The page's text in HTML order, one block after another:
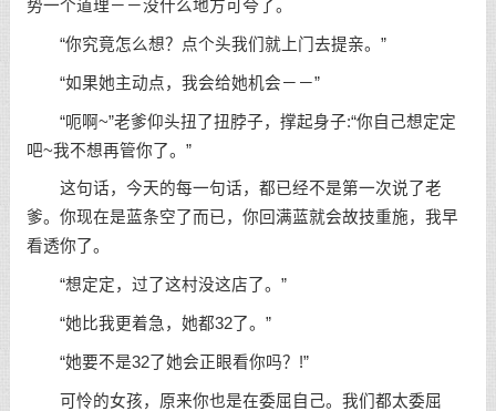
势一个道理－－没什么地方可夸了。
“你究竟怎么想？点个头我们就上门去提亲。”
“如果她主动点，我会给她机会－－”
“呃啊~”老爹仰头扭了扭脖子，撑起身子:“你自己想定定
吧~我不想再管你了。”
这句话，今天的每一句话，都已经不是第一次说了老
爹。你现在是蓝条空了而已，你回满蓝就会故技重施，我早
看透你了。
“想定定，过了这村没这店了。”
“她比我更着急，她都32了。”
“她要不是32了她会正眼看你吗？!”
可怜的女孩，原来你也是在委屈自己。我们都太委屈